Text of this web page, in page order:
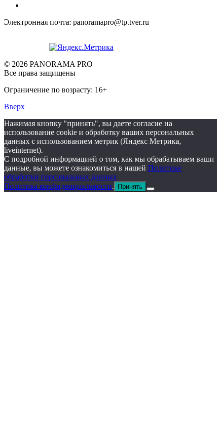
Электронная почта: panoramapro@tp.tver.ru
© 2026 PANORAMA PRO
Все права защищены
Ограничение по возрасту: 16+
Вверх
Нажимая кнопку "принять", вы даете согласие на
использование cookie и обработку ваших персональных
данных с использованием метрик (Яндекс Метрика,
liveinternet).
С подробной информацией о том, как мы обрабатываем ваши
данные, вы можете ознакомиться в нашей Политике
обработки персональных данных
Политика конфиденциальности. Принять